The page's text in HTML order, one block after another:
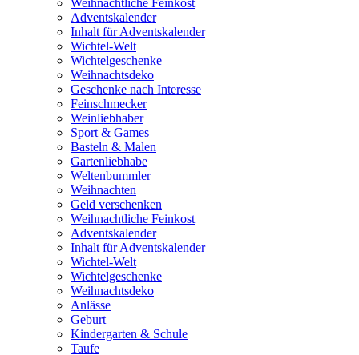
Weihnachtliche Feinkost
Adventskalender
Inhalt für Adventskalender
Wichtel-Welt
Wichtelgeschenke
Weihnachtsdeko
Geschenke nach Interesse
Feinschmecker
Weinliebhaber
Sport & Games
Basteln & Malen
Gartenliebhabe
Weltenbummler
Weihnachten
Geld verschenken
Weihnachtliche Feinkost
Adventskalender
Inhalt für Adventskalender
Wichtel-Welt
Wichtelgeschenke
Weihnachtsdeko
Anlässe
Geburt
Kindergarten & Schule
Taufe